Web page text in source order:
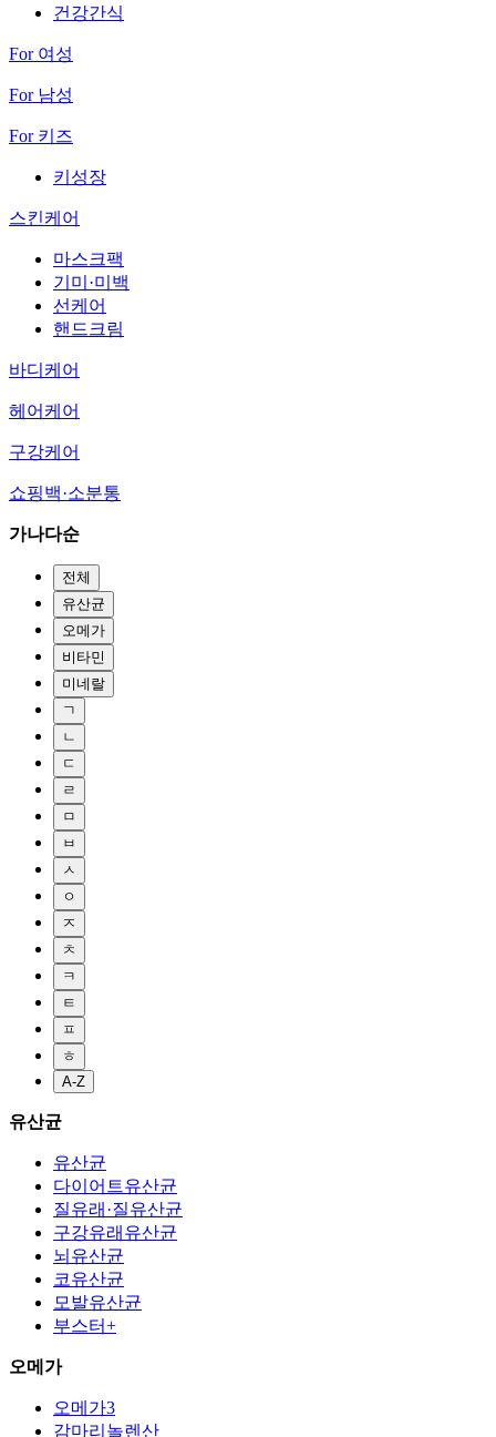
건강간식
For 여성
For 남성
For 키즈
키성장
스킨케어
마스크팩
기미·미백
선케어
핸드크림
바디케어
헤어케어
구강케어
쇼핑백·소분통
가나다순
전체
유산균
오메가
비타민
미네랄
ㄱ
ㄴ
ㄷ
ㄹ
ㅁ
ㅂ
ㅅ
ㅇ
ㅈ
ㅊ
ㅋ
ㅌ
ㅍ
ㅎ
A-Z
유산균
유산균
다이어트유산균
질유래·질유산균
구강유래유산균
뇌유산균
코유산균
모발유산균
부스터+
오메가
오메가3
감마리놀렌산